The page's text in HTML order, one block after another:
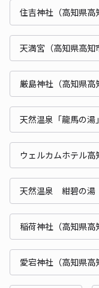
住吉神社（高知県高
天満宮（高知県高知
厳島神社（高知県高
天然温泉「龍馬の
ウェルカムホテル高
天然温泉 紺碧の
稲荷神社（高知県高
愛宕神社（高知県高